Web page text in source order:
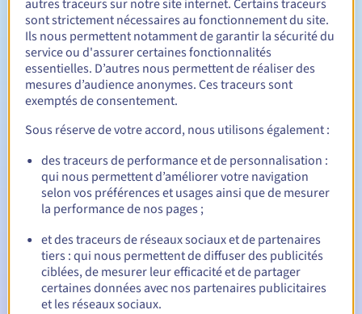
Durée de renouvellement Entre 1 et 10 ans
Période de rédemption
Notifications automatiques :
E-mails d'avertissement : 60, 30, 15, 7 et 3 jours avant la
date d'échéance
E-mail le jour de l'expirationpour notification de la
suspension du nom de domaine
E-mail après la période de grâce de rédemptionpour
notification de la suppression du nom de domaine
autres traceurs sur notre site internet. Certains traceurs
sont strictement nécessaires au fonctionnement du site.
Ils nous permettent notamment de garantir la sécurité du
service ou d'assurer certaines fonctionnalités
essentielles. D’autres nous permettent de réaliser des
mesures d’audience anonymes. Ces traceurs sont
exemptés de consentement.
Sous réserve de votre accord, nous utilisons également :
des traceurs de performance et de personnalisation :
qui nous permettent d’améliorer votre navigation
selon vos préférences et usages ainsi que de mesurer
la performance de nos pages ;
et des traceurs de réseaux sociaux et de partenaires
tiers : qui nous permettent de diffuser des publicités
ciblées, de mesurer leur efficacité et de partager
certaines données avec nos partenaires publicitaires
et les réseaux sociaux.